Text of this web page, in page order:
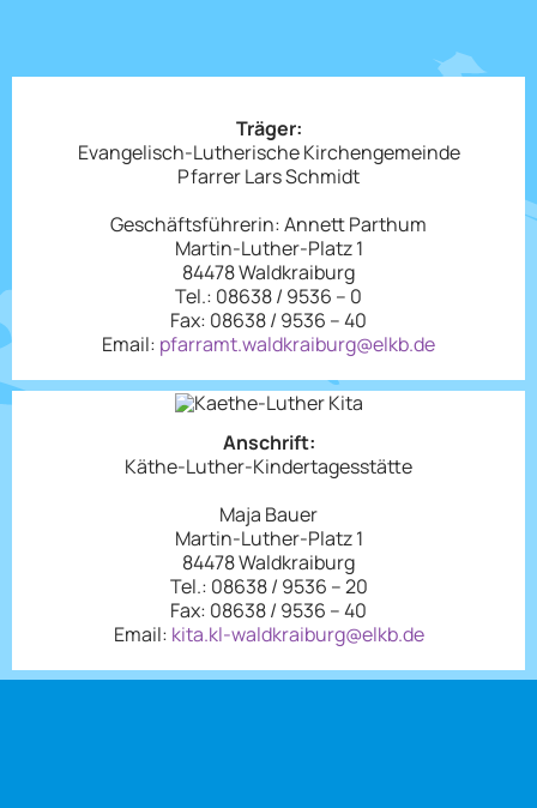
Träger:
Evangelisch-Lutherische Kirchengemeinde
Pfarrer Lars Schmidt
Geschäftsführerin: Annett Parthum
Martin-Luther-Platz 1
84478 Waldkraiburg
Tel.: 08638 / 9536 – 0
Fax: 08638 / 9536 – 40
Email: pfarramt.waldkraiburg@elkb.de
Anschrift:
Käthe-Luther-Kindertagesstätte
Maja Bauer
Martin-Luther-Platz 1
84478 Waldkraiburg
Tel.: 08638 / 9536 – 20
Fax: 08638 / 9536 – 40
Email: kita.kl-waldkraiburg@elkb.de